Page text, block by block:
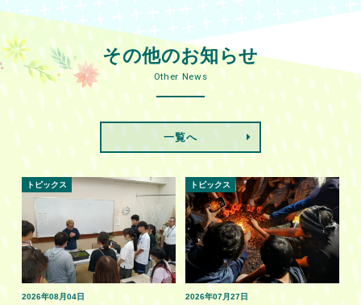
その他のお知らせ
Other News
一覧へ
2026年08月04日
トピックス
2026年07月27日
トピックス